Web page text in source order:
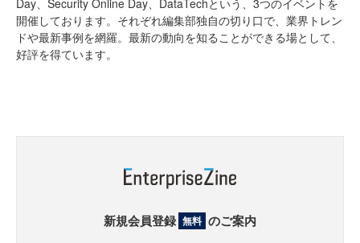
Day、Security Online Day、DataTechという、3つのイベントを
開催しております。それぞれ編集部独自の切り口で、業界トレン
ドや最新事例を網羅。最新の動向を知ることができる場として、
好評を得ています。
新規会員登録 無料 のご案内